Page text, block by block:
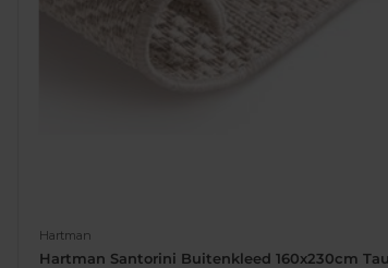
Hartman
Hartman Santorini Buitenkleed 160x230cm